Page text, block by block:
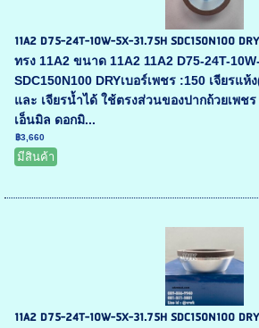
11A2 D75-24T-10W-5X-31.75H SDC150N100 DRY
ทรง 11A2 ขนาด 11A2 11A2 D75-24T-
SDC150N100 DRYเบอร์เพชร :150 เจียรแ
และ เจียรน้ำได้ ใช้ตรงส่วนของปากถ้วยเพช
เอ็นมิล ดอกมิ...
฿3,660
มีสินค้า
11A2 D75-24T-10W-5X-31.75H SDC150N100 DRY